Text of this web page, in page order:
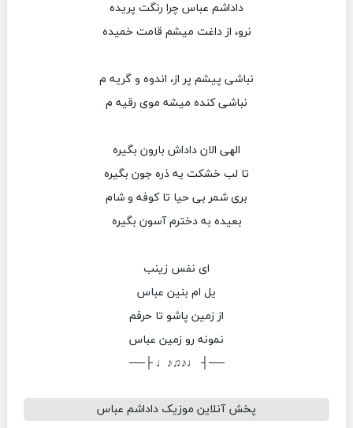
داداشم عباس چرا رنگت پریده
نرو، از داغت میشم قامت خمیده
نباشی پیشم پر از، اندوه و گریه م
نباشی کنده میشه موی رقیه م
الهی الان داداش بارون بگیره
تا لب خشکت یه ذره جون بگیره
بری شمر بی حیا تا کوفه و شام
بعیده به دخترم آسون بگیره
ای نفس زینب
یل ام بنین عباس
از زمین پاشو تا حرفم
نمونه رو زمین عباس
──┤ ♩♪♫♪♩ ├──
پخش آنلاین موزیک داداشم عباس